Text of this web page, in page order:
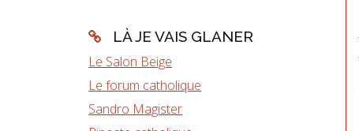
LÀ JE VAIS GLANER
Le Salon Beige
Le forum catholique
Sandro Magister